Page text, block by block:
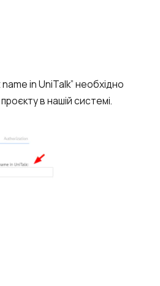
in UniTalk” необхідно
в нашій системі.